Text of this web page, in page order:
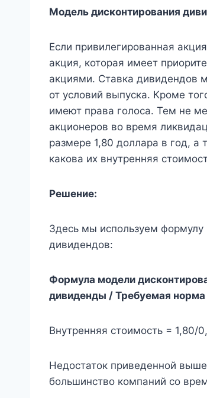
Модель дисконтирования
Если привилегированная
акция, которая имеет
акциями. Ставка дивидендов
от условий выпуска. Кроме
имеют права голоса. Тем не
акционеров во время
размере 1,80 доллара в год, а
какова их внутренняя
Решение:
Здесь мы используем формулу
дивидендов:
Формула модели
дивиденды / Требуемая
Внутренняя стоимость = 1,80/
Недостаток приведенной
большинство компаний со